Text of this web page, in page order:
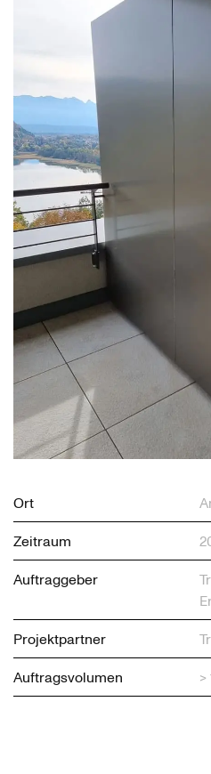
Ort
Zeitraum
Auftraggeber
Projektpartner
Auftragsvolumen